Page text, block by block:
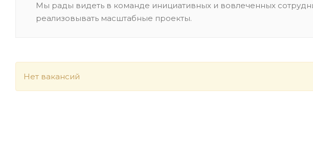
Мы рады видеть в команде инициативных и вовлеченных
реализовывать масштабные проекты.
Нет вакансий